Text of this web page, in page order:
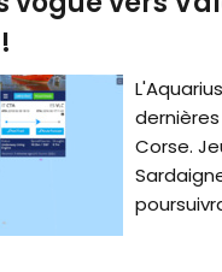
Corse.